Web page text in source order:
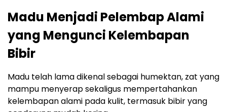
Madu Menjadi Pelembap Alami
yang Mengunci Kelembapan
Bibir
Madu telah lama dikenal sebagai humektan, zat yang
mampu menyerap sekaligus mempertahankan
kelembapan alami pada kulit, termasuk bibir yang